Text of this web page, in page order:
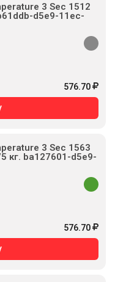
3 Sec 1512
d5e9-11ec-
576.70
3 Sec 1563
кг. ba127601-d5e9-
576.70